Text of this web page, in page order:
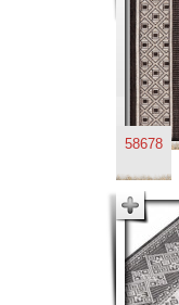
58678